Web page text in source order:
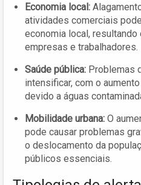
Economia local:
atividades comerciais
economia local,
empresas e trabalhadores.
Saúde pública: Problemas
intensificar, com o
devido a águas
Mobilidade urbana: O
pode causar problemas
o deslocamento da
públicos essenciais.